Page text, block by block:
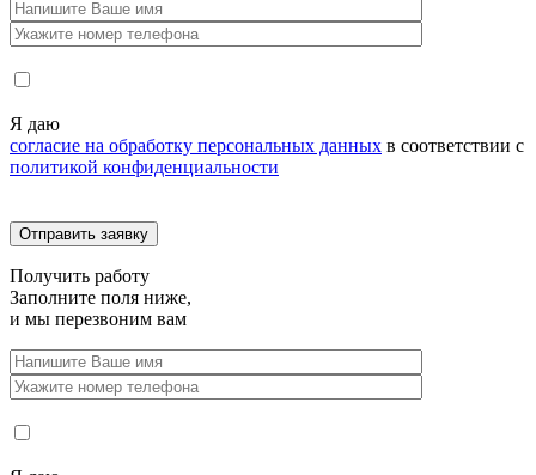
Я даю
согласие на обработку персональных данных в соответствии с
политикой конфиденциальности
Получить работу
Заполните поля ниже,
и мы перезвоним вам